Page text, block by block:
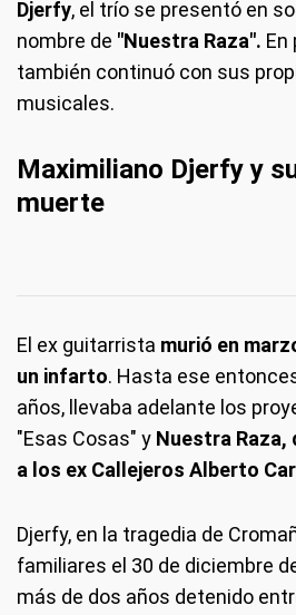
Djerfy, el trío se presentó en
nombre de "Nuestra Raza". En
también continuó con sus
musicales.
Maximiliano Djerfy y
muerte
El ex guitarrista murió en
un infarto. Hasta ese
años, llevaba adelante los
"Esas Cosas" y Nuestra
a los ex Callejeros Alberto
Djerfy, en la tragedia de
familiares el 30 de diciembre
más de dos años detenido